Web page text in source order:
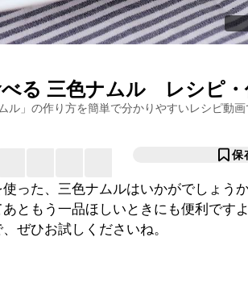
る 三色ナムル レシピ・
ル 」の作り方を簡単で分かりやすいレシピ動画
保
った、三色ナムルはいかがでしょう
ともう一品ほしいときにも便利です
ぜひお試しくださいね。